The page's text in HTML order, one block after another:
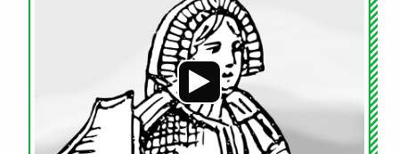
Player